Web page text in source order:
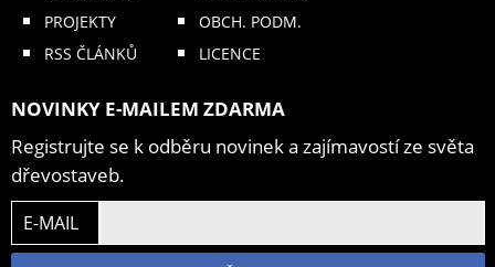
PROJEKTY
RSS ČLÁNKŮ
OBCH. PODM.
LICENCE
NOVINKY E-MAILEM ZDARMA
Registrujte se k odběru novinek a zajímavostí ze světa
dřevostaveb.
E-MAIL